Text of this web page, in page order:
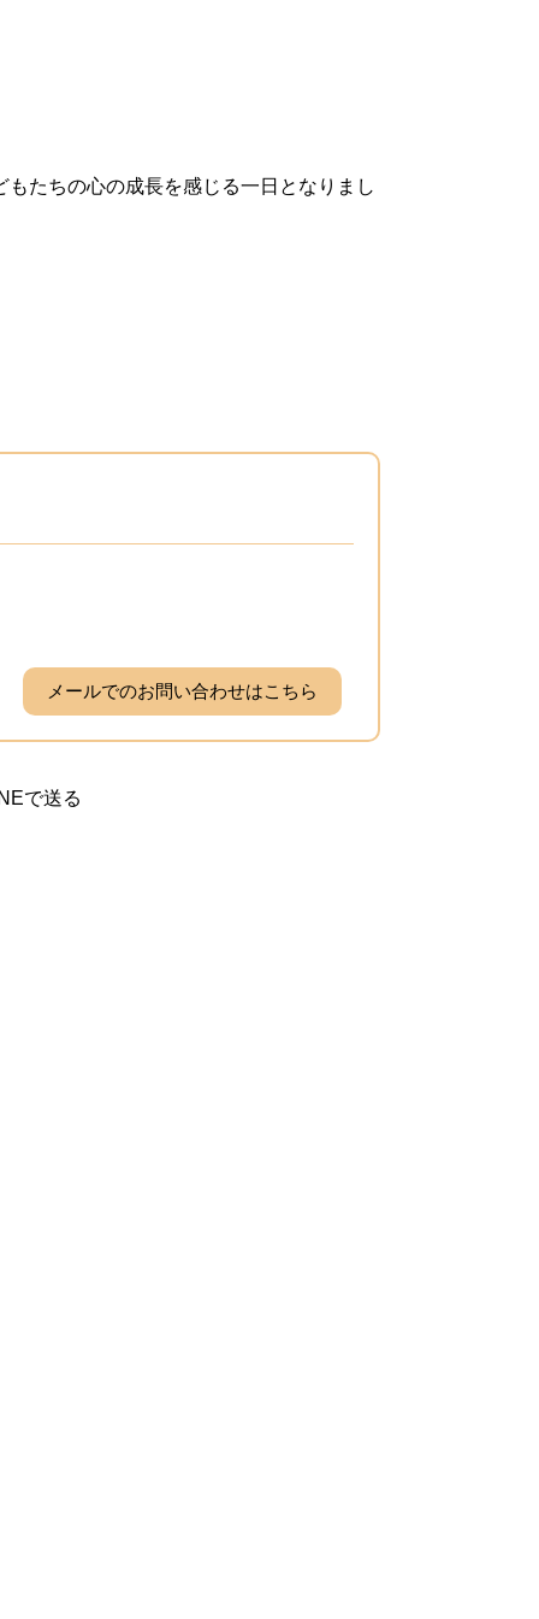
たちの心の成長を感じる一日となりまし
メールでのお問い合わせはこちら
で送る